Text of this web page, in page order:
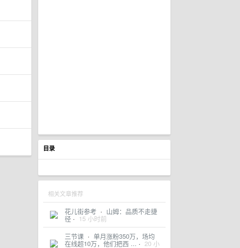
目录
相关文章推荐
花儿街参考 · 山姆：品质不走捷
径 · 15 小时前
三节课 · 单月涨粉350万，场均
在线超10万，他们把西 ... · 20 小